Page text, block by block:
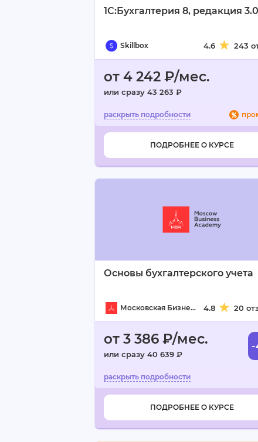
1С:Бухгалтерия 8, редакция 3.0
Skillbox 4.6 243
от 4 242 ₽/мес.
или сразу 43 263 ₽
ПОДРОБНЕЕ О КУРСЕ
Основы бухгалтерского учета
Московская Бизнес Академия 4.8 20
от 3 386 ₽/мес.
или сразу 40 639 ₽
-
ПОДРОБНЕЕ О КУРСЕ